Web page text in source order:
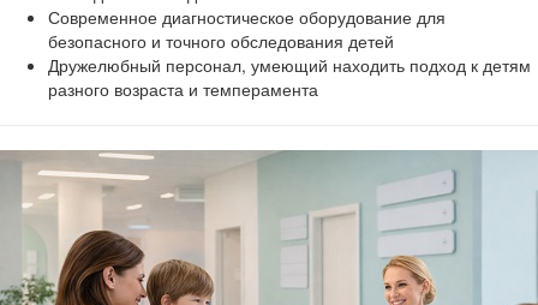
Современное диагностическое оборудование для
безопасного и точного обследования детей
Дружелюбный персонал, умеющий находить подход к детям
разного возраста и темперамента